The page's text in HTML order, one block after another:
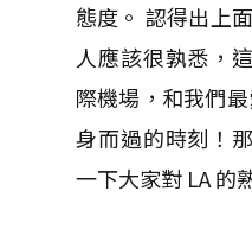
態度。 認得出上
人應該很孰悉，
際機場，和我們
身而過的時刻！
一下大家對 LA 的